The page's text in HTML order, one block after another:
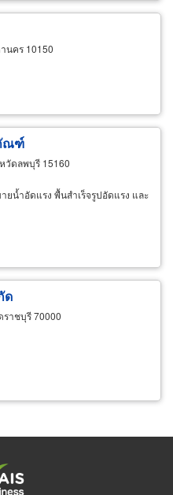
นคร 10150
ณฑ์
วัดลพบุรี 15160
ยน้ำอัดแรง พื้นสำเร็จรูปอัดแรง และ
ด
ราชบุรี 70000